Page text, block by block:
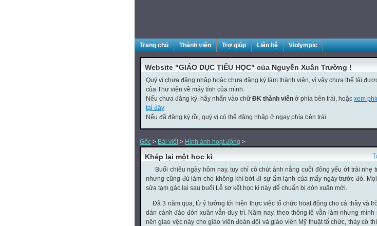
Trang chủ Thành viên Trợ giúp Liên hệ Violympic
Website "GIÁO DỤC TIỂU HỌC" của Nguyễn Xuân Trường !
Quý vị chưa đăng nhập hoặc chưa đăng ký làm thành viên, vì vậy chưa thể tải
của Thư viện về máy tính của mình.
Nếu chưa đăng ký, hãy nhấn vào chữ ĐK thành viên ở phía bên trái, hoặc xem
tại đây
Nếu đã đăng ký rồi, quý vị có thể đăng nhập ở ngay phía bên trái.
Gốc > Bài viết> Hình ảnh hoạt động >
Khép lại một học kì
Buổi chiều ngày hôm nay, tuy chỉ có chút ánh nắng cuối đông yếu ớt trải nhẹ
nhưng cũng đủ làm cho không khí bớt đi sự ẩm lạnh của mấy ngày trước đó.
sửa tạm gác lại sau buổi Lễ sơ kết học kì này để chuẩn bị đón xuân mới.
Đã 3 năm qua, từ ý tưởng tới hiện thực việc tổ chức hoạt động cho cả thầy và
dán cành đào đón xuân vẫn duy trì. Năm nay, theo thông lệ vẫn làm nhưng mình
nên giao vệc này cho giáo viên đoàn đội và giáo viên Mỹ thuật tổ chức, thày cô